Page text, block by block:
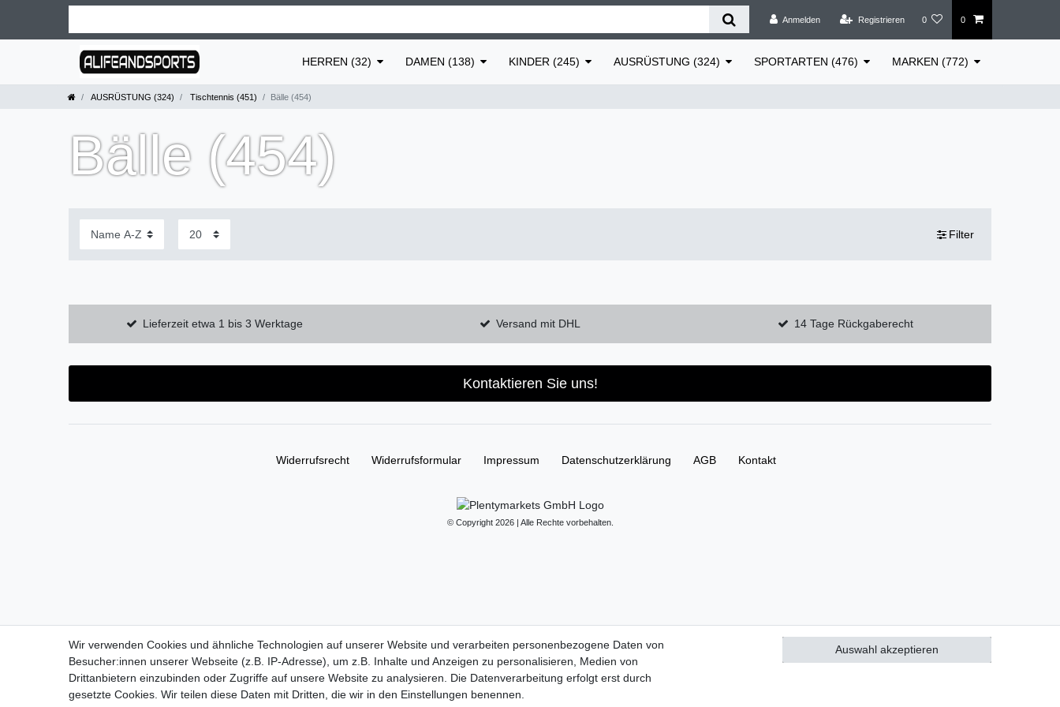
Anmelden Registrieren 0 0
HERREN (32) DAMEN (138) KINDER (245) AUSRÜSTUNG (324) SPORTARTEN (476) MARKEN (772)
AUSRÜSTUNG (324) Tischtennis (451) Bälle (454)
Bälle (454)
Filter
Lieferzeit etwa 1 bis 3 Werktage Versand mit DHL 14 Tage Rückgaberecht
Kontaktieren Sie uns!
Widerrufs­recht Widerrufs­formular Impressum Daten­schutz­erklärung AGB Kontakt
© Copyright 2026 | Alle Rechte vorbehalten.
Wir verwenden Cookies und ähnliche Technologien auf unserer Website und verarbeiten personenbezogene Daten von
Besucher:innen unserer Webseite (z.B. IP-Adresse), um z.B. Inhalte und Anzeigen zu personalisieren, Medien von
Drittanbietern einzubinden oder Zugriffe auf unsere Website zu analysieren. Die Datenverarbeitung erfolgt erst durch
gesetzte Cookies. Wir teilen diese Daten mit Dritten, die wir in den Einstellungen benennen.
Alle akzeptieren
Auswahl akzeptieren